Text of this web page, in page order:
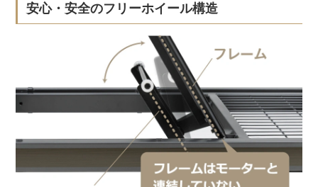
安心・安全のフリーホイール構造